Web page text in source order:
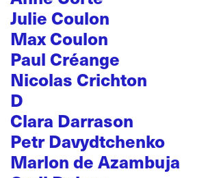
Julie Coulon
Max Coulon
Paul Créange
Nicolas Crichton
D
Clara Darrason
Petr Davydtchenko
Marlon de Azambuja